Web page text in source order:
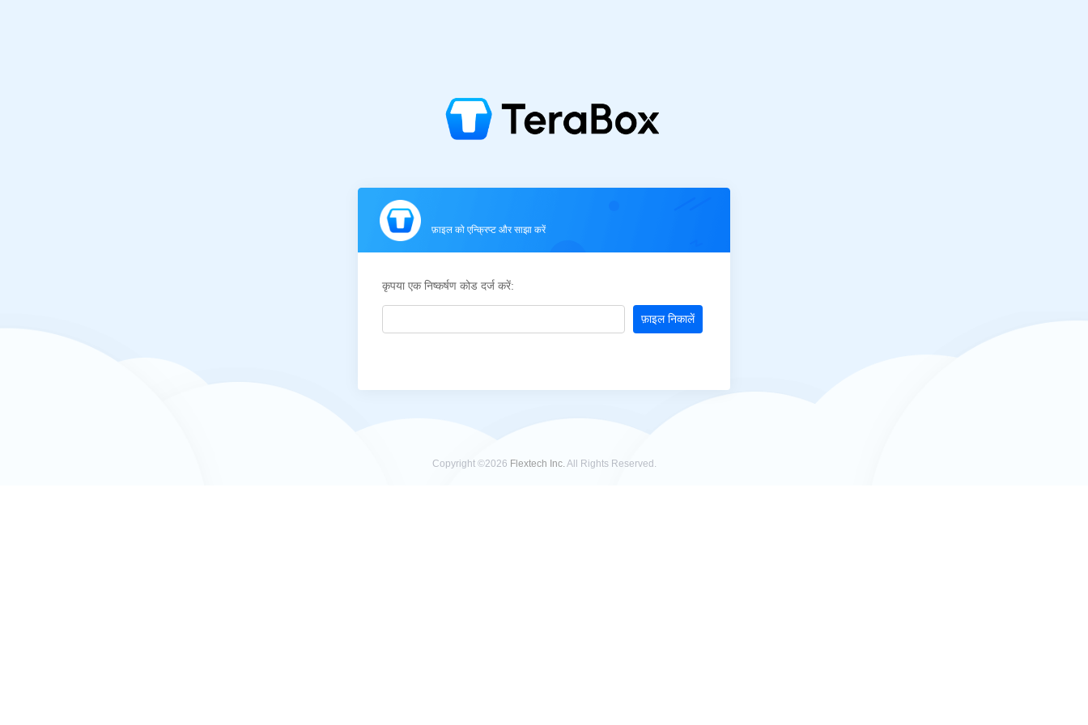
फ़ाइल को एन्क्रिप्ट और साझा करें
कृपया एक निष्कर्षण कोड दर्ज करें:
फ़ाइल निकालें
Copyright ©2026 Flextech Inc.All Rights Reserved.